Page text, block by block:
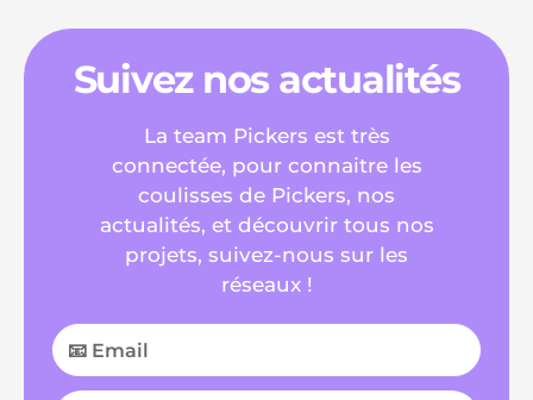
Suivez nos actualités
La team Pickers est très
connectée, pour connaitre les
coulisses de Pickers, nos
actualités, et découvrir tous nos
projets, suivez-nous sur les
réseaux !